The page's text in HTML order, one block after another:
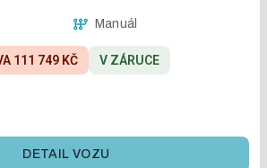
Manuál
111 749 KČ V ZÁRUCE
DETAIL VOZU